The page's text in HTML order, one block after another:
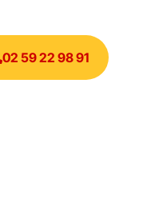
02 59 22 98 91